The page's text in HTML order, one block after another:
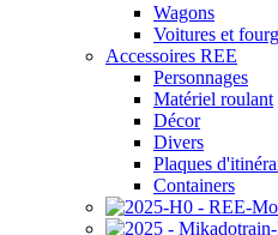
Wagons
Voitures et
Accessoires REE
Personnages
Matériel roulant
Décor
Divers
Plaques
Containers